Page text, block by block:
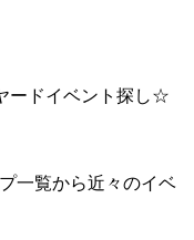
ードイベント探し☆
一覧から近々のイベ